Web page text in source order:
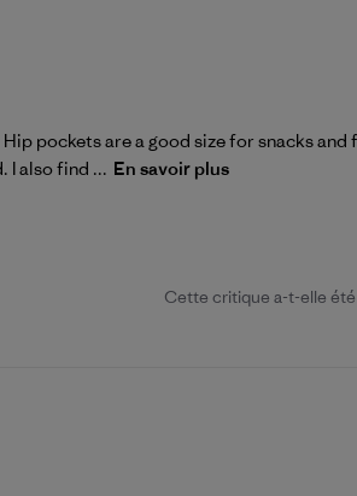
pockets are a good size for snacks and
I also find ... En savoir plus
Cette critique a-t-elle